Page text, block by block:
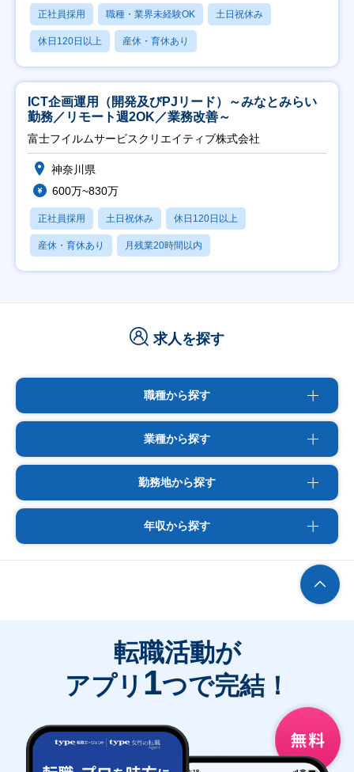
正社員採用 職種・業界未経験OK 土日祝休み
休日120日以上 産休・育休あり
ICT企画運用（開発及びPJリード）～みなとみらい
勤務／リモート週2OK／業務改善～
富士フイルムサービスクリエイティブ株式会社
神奈川県
600万~830万
正社員採用 土日祝休み 休日120日以上
産休・育休あり 月残業20時間以内
求人を探す
職種から探す
業種から探す
勤務地から探す
年収から探す
転職活動が
アプリ 1つで完結！